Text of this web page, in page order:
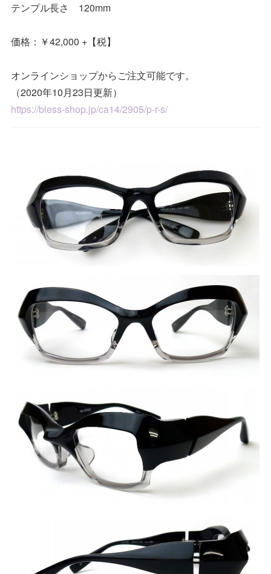
テンプル長さ 120mm
価格：￥42,000 +【税】
オンラインショップからご注文可能です。
（2020年10月23日更新）
https://bless-shop.jp/ca14/2905/p-r-s/